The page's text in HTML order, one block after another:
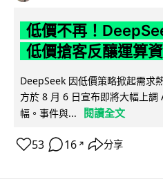
低價不再！
低價搶客反釀運算
DeepSeek 因低價策略掀起需求
方於 8 月 6 日宣布即將大幅上調
幅。事件與...
閱讀全文
53 16 ↗ 分享